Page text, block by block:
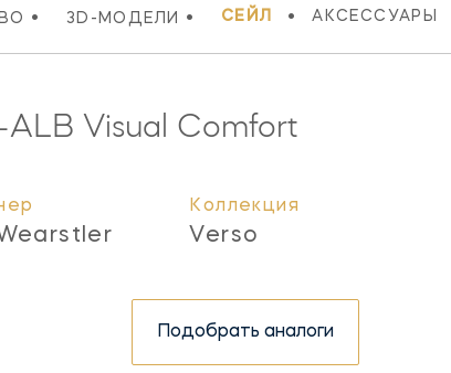
• 3D-МОДЕЛИ • СЕЙЛ • АКСЕССУАРЫ
ALB Visual Comfort
Коллекция
Verso
Подобрать аналоги